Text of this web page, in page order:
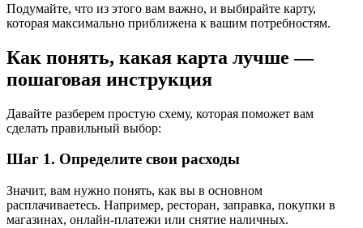
Подумайте, что из этого вам важно, и выбирайте карту,
которая максимально приближена к вашим потребностям.
Как понять, какая карта лучше —
пошаговая инструкция
Давайте разберем простую схему, которая поможет вам
сделать правильный выбор:
Шаг 1. Определите свои расходы
Значит, вам нужно понять, как вы в основном
расплачиваетесь. Например, ресторан, заправка, покупки в
магазинах, онлайн-платежи или снятие наличных.